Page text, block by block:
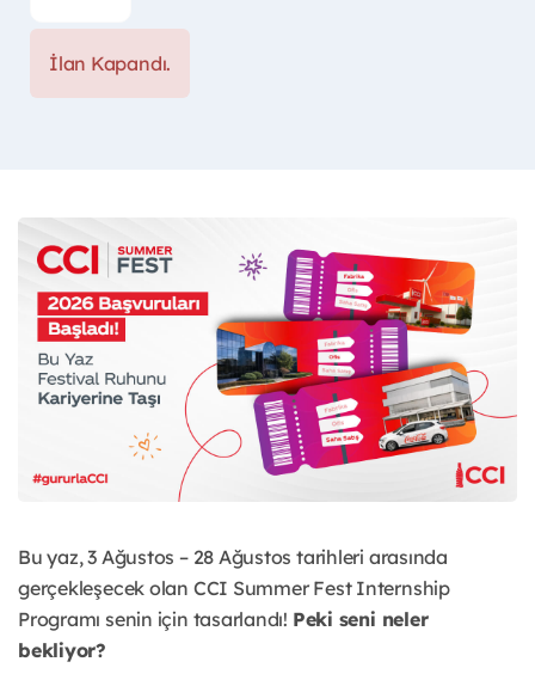
İlan Kapandı.
Bu yaz, 3 Ağustos – 28 Ağustos tarihleri arasında
gerçekleşecek olan CCI Summer Fest Internship
Programı senin için tasarlandı! Peki seni neler
bekliyor?